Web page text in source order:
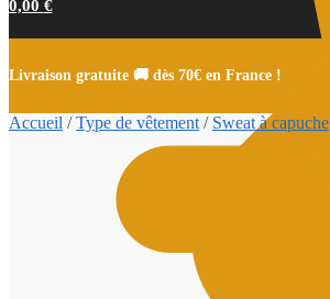
0,00 €
Livraison gratuite 🚚 dès 70€ en France !
Accueil /Type de vêtement / Sweat à capuche